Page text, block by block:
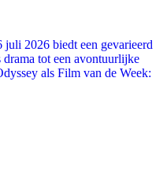
2026 biedt een gevarieerd
drama tot een avontuurlijke
als Film van de Week: